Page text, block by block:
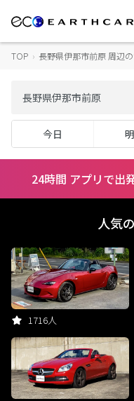
TOP › 長野県伊那市前原 周辺
今日
24時間 アプリで出
人気
1716人